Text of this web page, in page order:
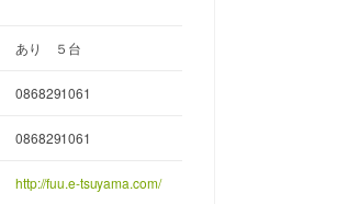
あり ５台
0868291061
0868291061
http://fuu.e-tsuyama.com/